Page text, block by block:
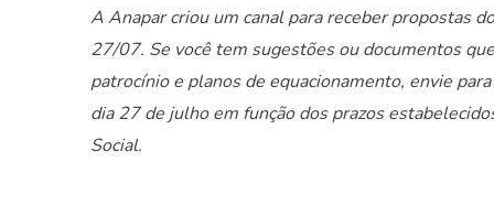
A Anapar criou um canal para receber propostas
27/07. Se você tem sugestões ou documentos
patrocínio e planos de equacionamento, envie
dia 27 de julho em função dos prazos
Social.